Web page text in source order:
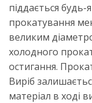
піддається будь-
прокатування
великим
холодного
остигання.
Виріб
матеріал в ході